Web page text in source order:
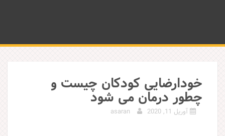
خودارضایی کودکان چیست و
چطور درمان می شود
آوریل 11, 2020 asaran